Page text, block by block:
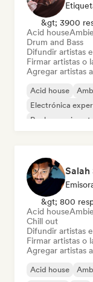
&gt; 3900
Acid house
Drum and Bass
Difundir artistas
Firmar artistas o
Agregar artistas
Acid house
Electrónica
Rock
Salah
&gt; 800
Acid house
Chill out
Difundir artistas
Firmar artistas o
Agregar artistas
Acid house